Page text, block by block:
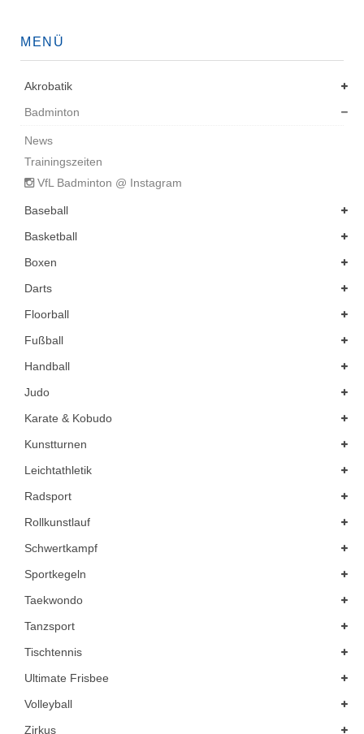
MENÜ
Akrobatik
Badminton
News
Trainingszeiten
VfL Badminton @ Instagram
Baseball
Basketball
Boxen
Darts
Floorball
Fußball
Handball
Judo
Karate & Kobudo
Kunstturnen
Leichtathletik
Radsport
Rollkunstlauf
Schwertkampf
Sportkegeln
Taekwondo
Tanzsport
Tischtennis
Ultimate Frisbee
Volleyball
Zirkus